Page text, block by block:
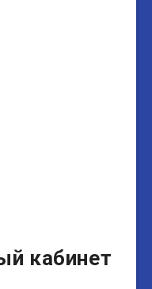
кабинет